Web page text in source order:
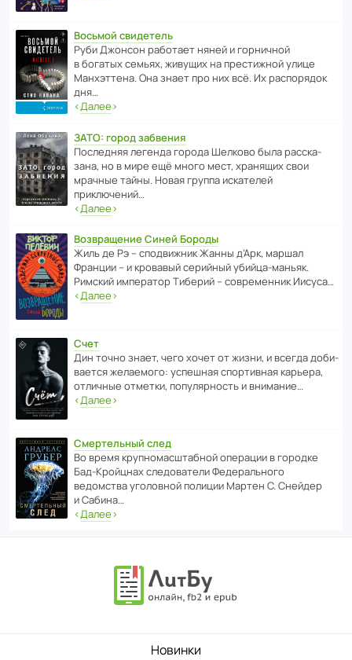
Восьмой свидетель
Руби Джонсон рабо­тает няней и горни­чной
в богатых семьях, живущих на прес­ти­жной улице
Манх­эт­тена. Она знает про них всё. Их распо­рядок
дня…
‹Далее›
ЗАТО: город забвения
После­дняя легенда города Шелково была расска­
зана, но в мире ещё много мест, хранящих свои
мрачные тайны. Новая группа иска­телей
приключений…
‹Далее›
Возвращение Синей Бороды
Жиль де Рэ – спод­ви­жник Жанны д’Арк, маршал
Франции – и кровавый серийный убийца-маньяк.
Римский импе­ратор Тиберий – совре­менник Иисуса…
‹Далее›
Счет
Дин точно знает, чего хочет от жизни, и всегда доби­
ва­ется жела­е­мого: успе­шная спор­ти­вная карьера,
отли­чные отметки, попу­ля­р­ность и внимание…
‹Далее›
Смертельный след
Во время круп­но­мас­ш­та­бной операции в городке
Бад‑Крой­цнах следо­ва­тели Феде­раль­ного
ведомства уголо­вной полиции Мартен С. Снейдер
и Сабина…
‹Далее›
Новинки